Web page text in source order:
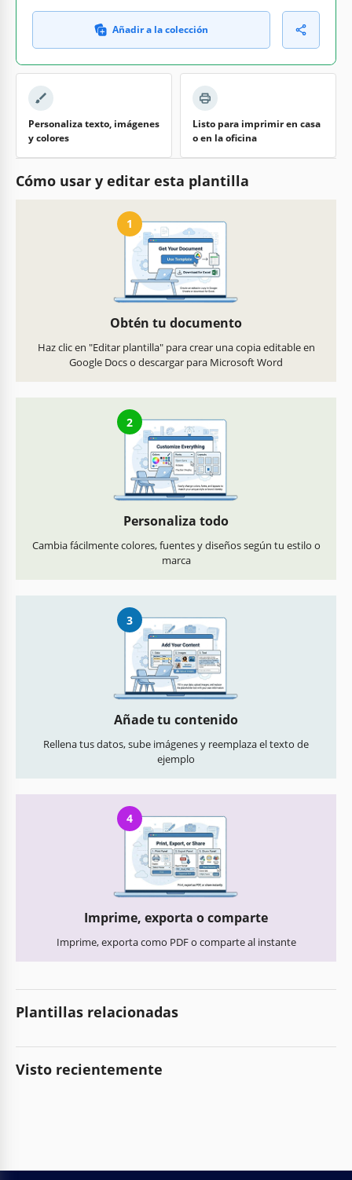
Añadir a la colección
Personaliza texto, imágenes
y colores
Listo para imprimir en casa
o en la oficina
Cómo usar y editar esta plantilla
1
Obtén tu documento
Haz clic en "Editar plantilla" para crear una copia editable en
Google Docs o descargar para Microsoft Word
2
Personaliza todo
Cambia fácilmente colores, fuentes y diseños según tu estilo o
marca
3
Añade tu contenido
Rellena tus datos, sube imágenes y reemplaza el texto de
ejemplo
4
Imprime, exporta o comparte
Imprime, exporta como PDF o comparte al instante
Plantillas relacionadas
Visto recientemente